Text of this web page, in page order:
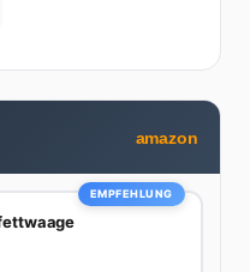
Tipps basieren
wurde schon
gefeatured.
amazon
EMPFEHLUNG